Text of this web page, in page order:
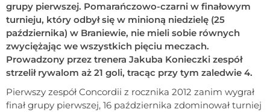
grupy pierwszej. Pomarańczowo-czarni w finałowym
turnieju, który odbył się w minioną niedzielę (25
października) w Braniewie, nie mieli sobie równych
zwyciężając we wszystkich pięciu meczach.
Prowadzony przez trenera Jakuba Konieczki zespół
strzelił rywalom aż 21 goli, tracąc przy tym zaledwie 4.
Pierwszy zespół Concordii z rocznika 2012 zanim wygrał
finał grupy pierwszej, 16 października zdominował turniej